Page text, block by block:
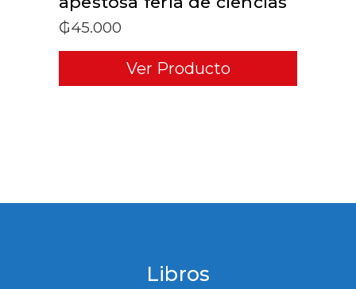
₲45.000
Ver Producto
Libros